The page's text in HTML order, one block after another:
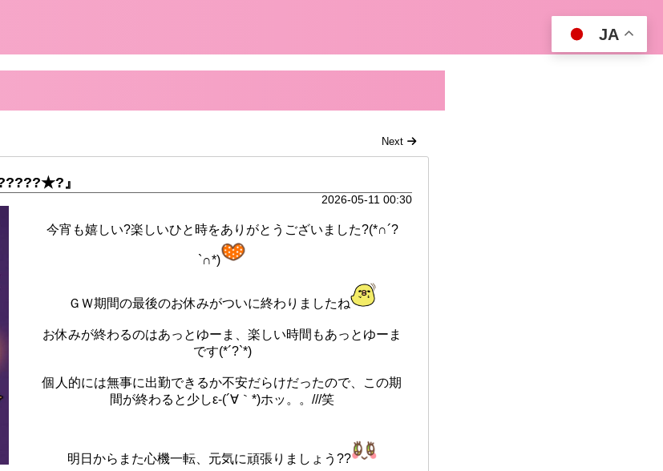
JA
Next
』
2026-05-11 00:30
今宵も嬉しい?楽しいひと時をありがとうございました?(*∩´?
`∩*)
ＧＷ期間の最後のお休みがついに終わりましたね
お休みが終わるのはあっとゆーま、楽しい時間もあっとゆーま
です(*´?`*)
個人的には無事に出勤できるか不安だらけだったので、この期
間が終わると少しε-(´∀｀*)ホッ。。///笑
明日からまた心機一転、元気に頑張りましょう??